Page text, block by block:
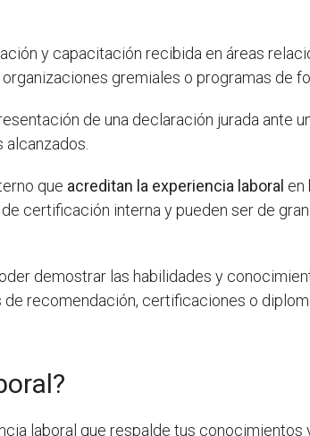
y capacitación recibida en áreas
gremiales o programas de
de una declaración jurada ante
que acreditan la experiencia laboral en
certificación interna y pueden ser de
demostrar las habilidades y
recomendación, certificaciones o
laboral que respalde tus conocimientos